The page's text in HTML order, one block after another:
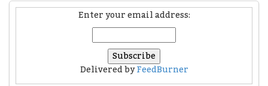
Enter your email address:
Delivered byFeedBurner